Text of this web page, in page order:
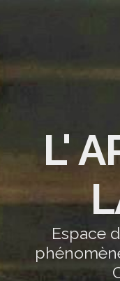
L'
Espace